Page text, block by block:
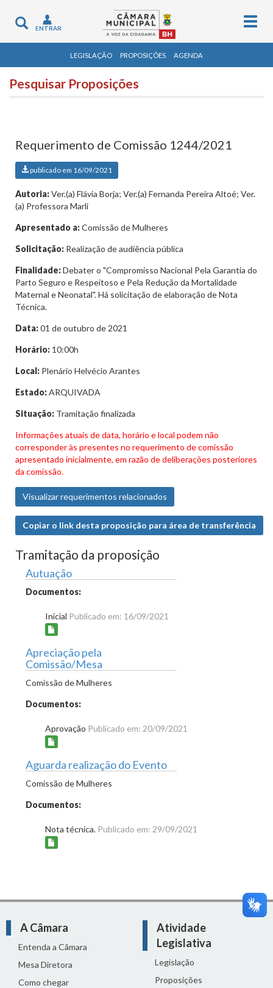
Toggle
navigation
ENTRAR
LEGISLAÇÃO PROPOSIÇÕES AGENDA
Pesquisar Proposições
Requerimento de Comissão 1244/2021
publicado em 16/09/2021
Autoria:Ver.(a) Flávia Borja; Ver.(a) Fernanda Pereira Altoé; Ver.
(a) Professora Marli
Apresentado a:Comissão de Mulheres
Solicitação: Realização de audiência pública
Finalidade:Debater o "Compromisso Nacional Pela Garantia do
Parto Seguro e Respeitoso e Pela Redução da Mortalidade
Maternal e Neonatal". Há solicitação de elaboração de Nota
Técnica.
Data:01 de outubro de 2021
Horário: 10:00h
Local: Plenário Helvécio Arantes
Estado:ARQUIVADA
Situação: Tramitação finalizada
Informações atuais de data, horário e local podem não
corresponder às presentes no requerimento de comissão
apresentado inicialmente, em razão de deliberações posteriores
da comissão.
Visualizar requerimentos relacionados
Copiar o link desta proposição para área de transferência
Tramitação da proposição
Autuação
Documentos:
Inicial Publicado em: 16/09/2021
Apreciação pela
Comissão/Mesa
Comissão de Mulheres
Documentos:
Aprovação Publicado em: 20/09/2021
Aguarda realização do Evento
Comissão de Mulheres
Documentos:
Nota técnica. Publicado em: 29/09/2021
A Câmara
Entenda a Câmara
Mesa Diretora
Como chegar
Atividade
Legislativa
Legislação
Proposições